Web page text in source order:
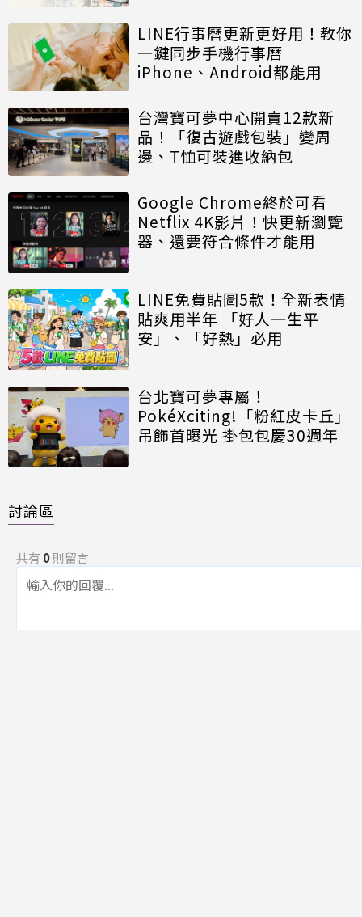
LINE行事曆更新更好用！教你
一鍵同步手機行事曆
iPhone、Android都能用
台灣寶可夢中心開賣12款新
品！「復古遊戲包裝」變周
邊、T恤可裝進收納包
Google Chrome終於可看
Netflix 4K影片！快更新瀏覽
器、還要符合條件才能用
LINE免費貼圖5款！全新表情
貼爽用半年 「好人一生平
安」、「好熱」必用
台北寶可夢專屬！
PokéXciting!「粉紅皮卡丘」
吊飾首曝光 掛包包慶30週年
討論區
共有 0則留言